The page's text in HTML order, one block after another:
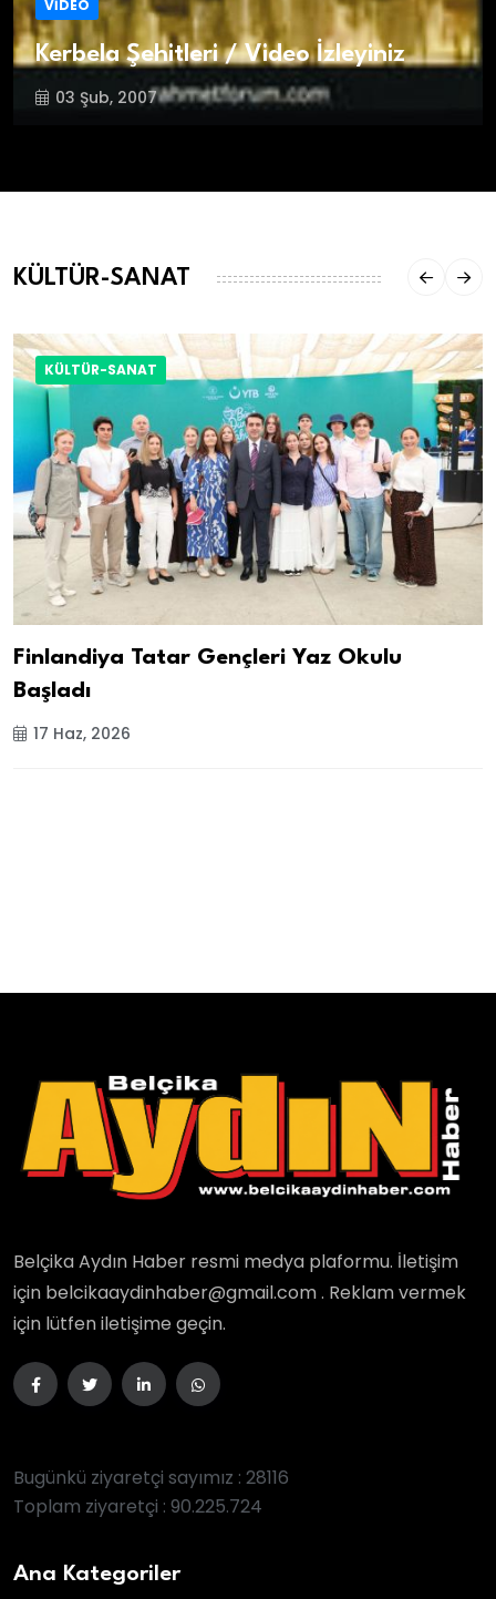
VİDEO
Kerbela Şehitleri / Video İzleyiniz
03 Şub, 2007
KÜLTÜR-SANAT
KÜLTÜR-SANAT
Finlandiya Tatar Gençleri Yaz Okulu
Başladı
17 Haz, 2026
Belçika Aydın Haber resmi medya plaformu. İletişim
için belcikaaydinhaber@gmail.com . Reklam vermek
için lütfen iletişime geçin.
Bugünkü ziyaretçi sayımız : 28116
Toplam ziyaretçi : 90.225.724
Ana Kategoriler